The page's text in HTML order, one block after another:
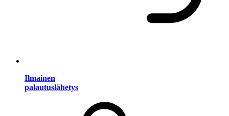
Ilmainen
palautuslähetys